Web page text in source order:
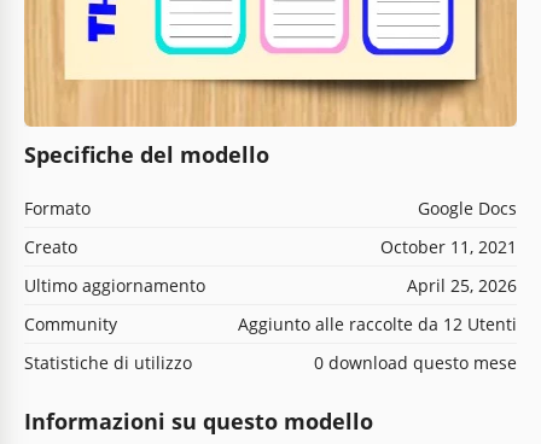
Specifiche del modello
Formato
Google Docs
Creato
October 11, 2021
Ultimo aggiornamento
April 25, 2026
Community
Aggiunto alle raccolte da 12 Utenti
Statistiche di utilizzo
0 download questo mese
Informazioni su questo modello